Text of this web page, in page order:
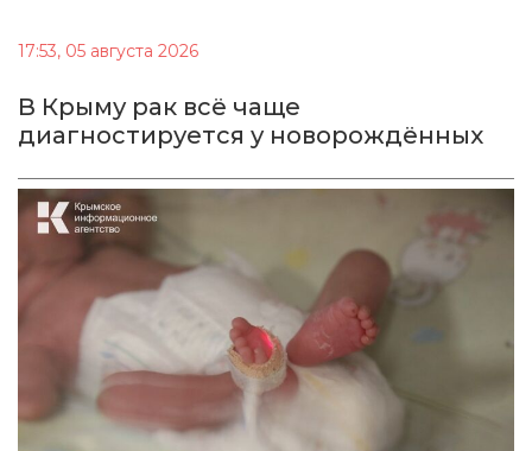
17:53, 05 августа 2026
В Крыму рак всё чаще
диагностируется у новорождённых